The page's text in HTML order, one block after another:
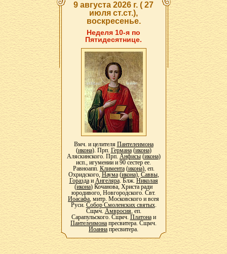
9 августа 2026 г. ( 27
июля ст.ст.),
воскресенье.
Неделя 10-я по
Пятидесятнице.
Вмч. и целителя Пантелеимона
(икона). Прп. Германа(икона)
Аляскинского. Прп. Анфисы(икона)
исп., игумении и 90 сестер ее.
Равноапп. Климента(икона), еп.
Охридского, Наума(икона), Саввы,
Гораздаи Ангеляра. Блж. Николая
(икона) Кочанова, Христа ради
юродивого, Новгородского. Свт.
Иоасафа, митр. Московского и всея
Руси. Собор Смоленских святых.
Сщмч. Амвросия, еп.
Сарапульского. Сщмч. Платонаи
Пантелеимона пресвитера. Сщмч.
Иоанна пресвитера.